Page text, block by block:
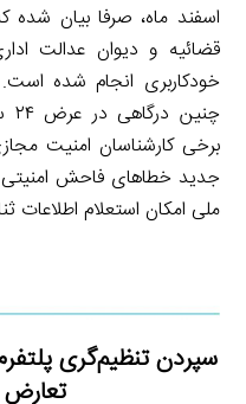
اسفند ماه، صرفا بیان شده
قضائیه و دیوان عدالت
خودکاربری انجام شده
برخی کارشناسان امنیت
جدید خطاهای فاحش
ملی امکان استعلام اطلاعات
سپردن تنظیم‌گری